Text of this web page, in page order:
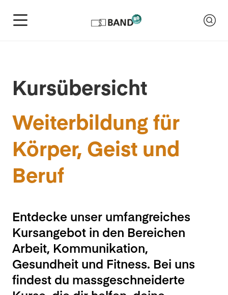
Kursübersicht
Weiterbildung für
Körper, Geist und
Beruf
Entdecke unser umfangreiches
Kursangebot in den Bereichen
Arbeit, Kommunikation,
Gesundheit und Fitness. Bei uns
findest du massgeschneiderte